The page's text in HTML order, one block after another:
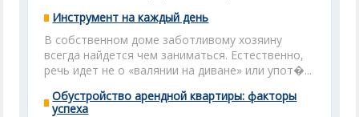
Инструмент на каждый день
В собственном доме заботливому хозяину
всегда найдется чем заниматься. Естественно,
речь идет не о «валянии на диване» или упот�...
Обустройство арендной квартиры: факторы
успеха